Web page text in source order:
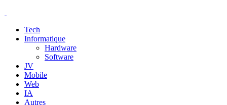
Tech
Informatique
Hardware
Software
JV
Mobile
Web
IA
Autres